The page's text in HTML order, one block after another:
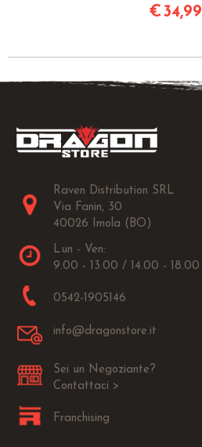
€34,99
Raven Distribution SRL
Via Fanin, 30
40026 Imola (BO)
Lun - Ven:
9.00 - 13.00 / 14.00 - 18.00
0542-1905146
info@dragonstore.it
Sei un Negoziante?
Contattaci >
Franchising